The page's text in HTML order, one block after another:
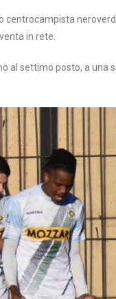
centrocampista
in rete.
al settimo posto, a una